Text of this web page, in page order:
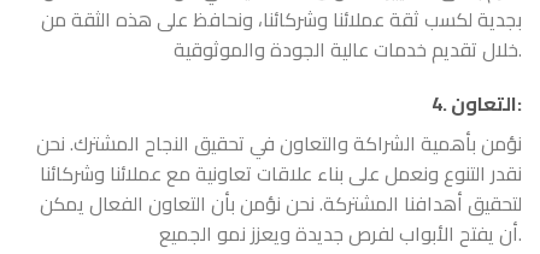
بجدية لكسب ثقة عملائنا وشركائنا، ونحافظ على هذه الثقة من
خلال تقديم خدمات عالية الجودة والموثوقية.
4.التعاون:
نؤمن بأهمية الشراكة والتعاون في تحقيق النجاح المشترك. نحن
نقدر التنوع ونعمل على بناء علاقات تعاونية مع عملائنا وشركائنا
لتحقيق أهدافنا المشتركة. نحن نؤمن بأن التعاون الفعال يمكن
أن يفتح الأبواب لفرص جديدة ويعزز نمو الجميع.